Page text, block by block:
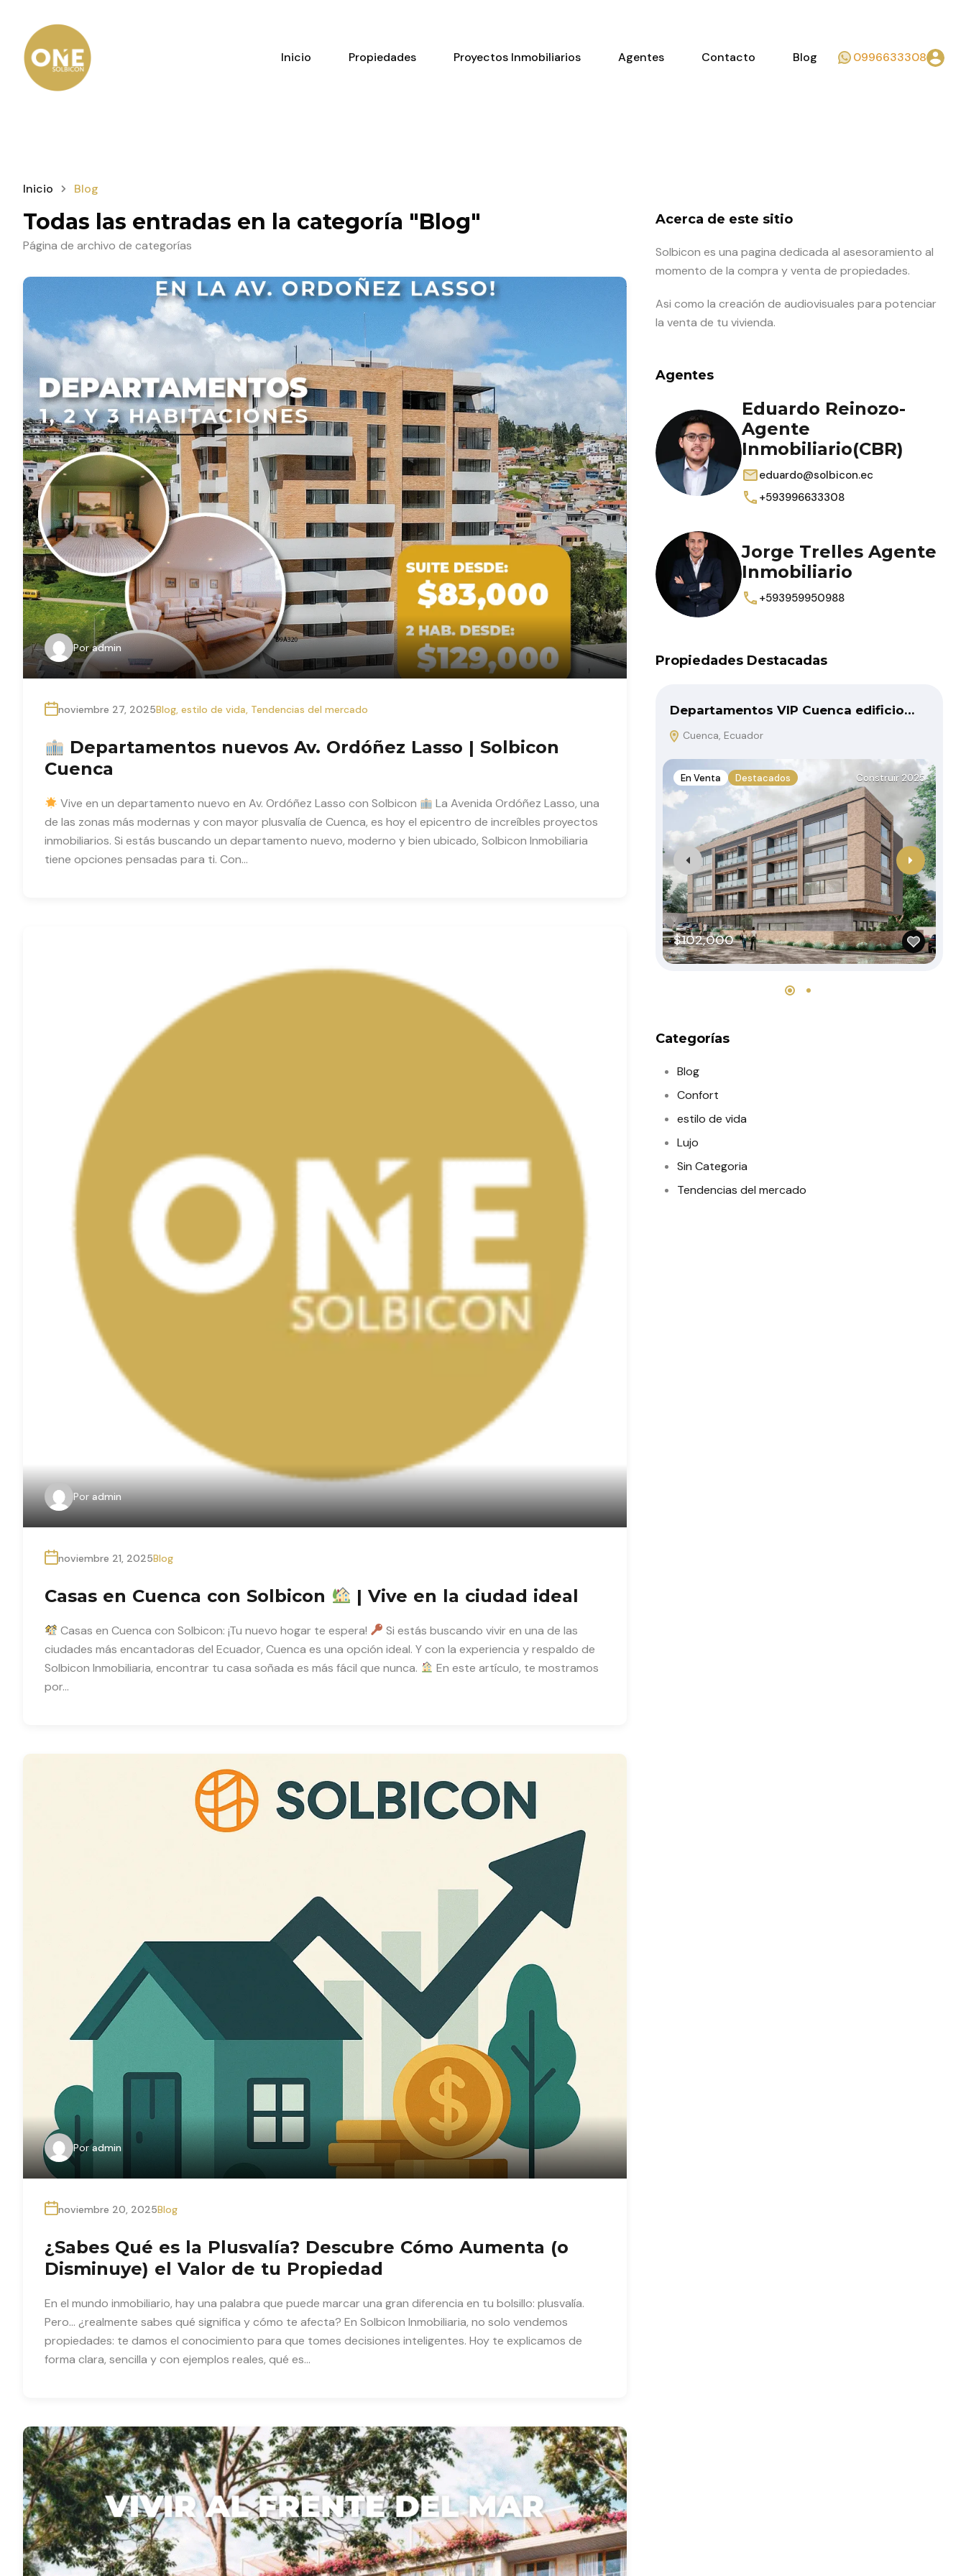
Inicio Propiedades Proyectos Inmobiliarios Agentes Contacto Blog 0996633308
Inicio Blog
Todas las entradas en la categoría "Blog"
Página de archivo de categorías
Por admin
noviembre 27, 2025Blog, estilo de vida, Tendencias del mercado
Departamentos nuevos Av. Ordóñez Lasso | Solbicon
Cuenca
Vive en un departamento nuevo en Av. Ordóñez Lasso con Solbicon
La Avenida Ordóñez Lasso, una
de las zonas más modernas y con mayor plusvalía de Cuenca, es hoy el epicentro de increíbles proyectos
inmobiliarios. Si estás buscando un departamento nuevo, moderno y bien ubicado, Solbicon Inmobiliaria
tiene opciones pensadas para ti. Con…
Por admin
noviembre 21, 2025Blog
Casas en Cuenca con Solbicon | Vive en la ciudad ideal
Casas en Cuenca con Solbicon: ¡Tu nuevo hogar te espera!
Si estás buscando vivir en una de las
ciudades más encantadoras del Ecuador, Cuenca es una opción ideal. Y con la experiencia y respaldo de
Solbicon Inmobiliaria, encontrar tu casa soñada es más fácil que nunca.
En este artículo, te mostramos
por…
Por admin
noviembre 20, 2025Blog
¿Sabes Qué es la Plusvalía? Descubre Cómo Aumenta (o
Disminuye) el Valor de tu Propiedad
En el mundo inmobiliario, hay una palabra que puede marcar una gran diferencia en tu bolsillo: plusvalía.
Pero… ¿realmente sabes qué significa y cómo te afecta? En Solbicon Inmobiliaria, no solo vendemos
propiedades: te damos el conocimiento para que tomes decisiones inteligentes. Hoy te explicamos de
forma clara, sencilla y con ejemplos reales, qué es…
Acerca de este sitio
Solbicon es una pagina dedicada al asesoramiento al
momento de la compra y venta de propiedades.
Asi como la creación de audiovisuales para potenciar
la venta de tu vivienda.
Agentes
Eduardo Reinozo-
Agente
Inmobiliario(CBR)
eduardo@solbicon.ec
+593996633308
Jorge Trelles Agente
Inmobiliario
+593959950988
Propiedades Destacadas
Departamentos VIP Cuenca edificio…
Cuenca, Ecuador
En Venta Destacados Construir 2025
$102,000
Categorías
Blog
Confort
estilo de vida
Lujo
Sin Categoria
Tendencias del mercado